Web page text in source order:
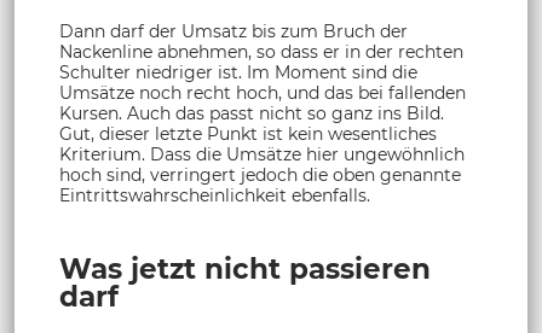
Dann darf der Umsatz bis zum Bruch der
Nackenline abnehmen, so dass er in der rechten
Schulter niedriger ist. Im Moment sind die
Umsätze noch recht hoch, und das bei fallenden
Kursen. Auch das passt nicht so ganz ins Bild.
Gut, dieser letzte Punkt ist kein wesentliches
Kriterium. Dass die Umsätze hier ungewöhnlich
hoch sind, verringert jedoch die oben genannte
Eintrittswahrscheinlichkeit ebenfalls.
Was jetzt nicht passieren
darf